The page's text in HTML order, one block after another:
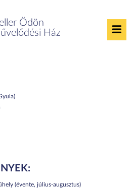
Ödön
Ház
Egyesület
(évente, július-augusztus)